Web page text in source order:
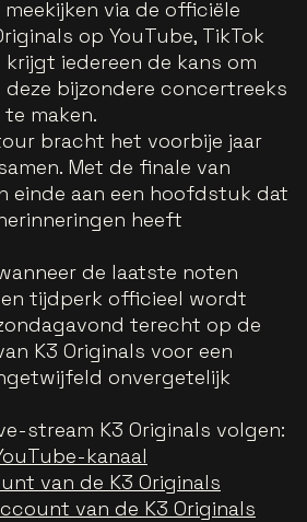
via de officiële
op YouTube, TikTok
krijgt iedereen de kans om
bijzondere concertreeks
maken.
bracht het voorbije jaar
Met de finale van
einde aan een hoofdstuk dat
heeft
de laatste noten
tijdperk officieel wordt
terecht op de
K3 Originals voor een
onvergetelijk
stream K3 Originals volgen:
kanaal
van de K3 Originals
van de K3 Originals